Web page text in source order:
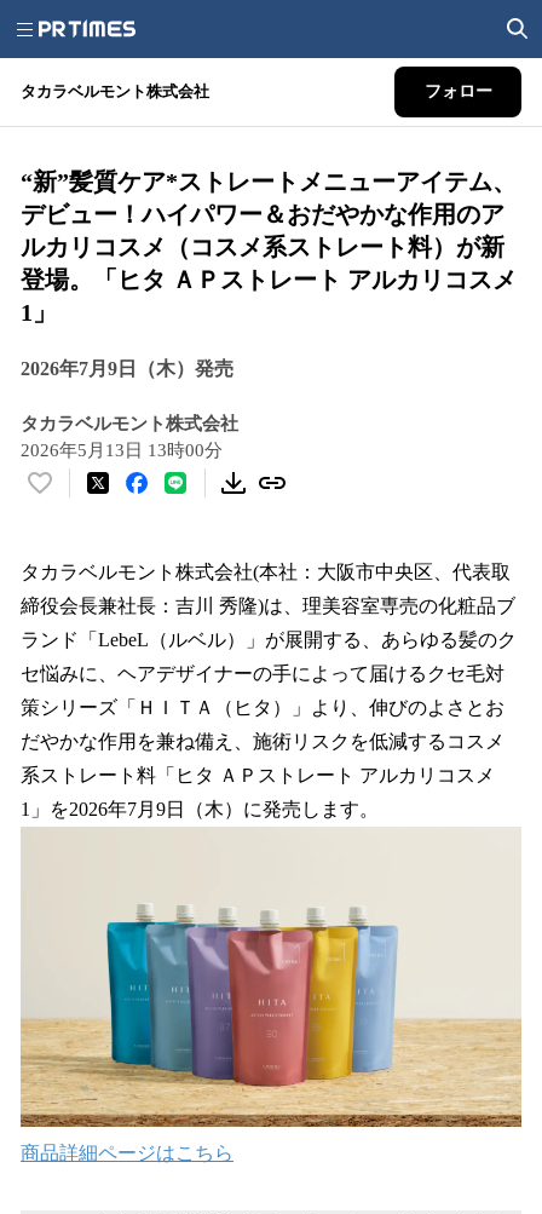
タカラベルモント株式会社 フォロー
“新”髪質ケア*ストレートメニューアイテム、
デビュー！ハイパワー＆おだやかな作用のア
ルカリコスメ（コスメ系ストレート料）が新
登場。「ヒタ ＡＰストレート アルカリコスメ
1」
2026年7月9日（木）発売
タカラベルモント株式会社
2026年5月13日 13時00分
い
！
数
を
読
み
込
み
中
で
す
タカラベルモント株式会社(本社：大阪市中央区、代表取
締役会長兼社長：吉川 秀隆)は、理美容室専売の化粧品ブ
ランド「LebeL（ルベル）」が展開する、あらゆる髪のク
セ悩みに、ヘアデザイナーの手によって届けるクセ毛対
策シリーズ「ＨＩＴＡ（ヒタ）」より、伸びのよさとお
だやかな作用を兼ね備え、施術リスクを低減するコスメ
系ストレート料「ヒタ ＡＰストレート アルカリコスメ
1」を2026年7月9日（木）に発売します。
商品詳細ページはこちら